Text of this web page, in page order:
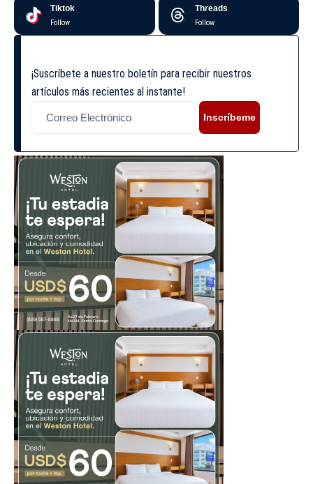
Tiktok
Follow
Threads
Follow
¡Suscríbete a nuestro boletín para recibir nuestros
artículos más recientes al instante!
Inscríbeme